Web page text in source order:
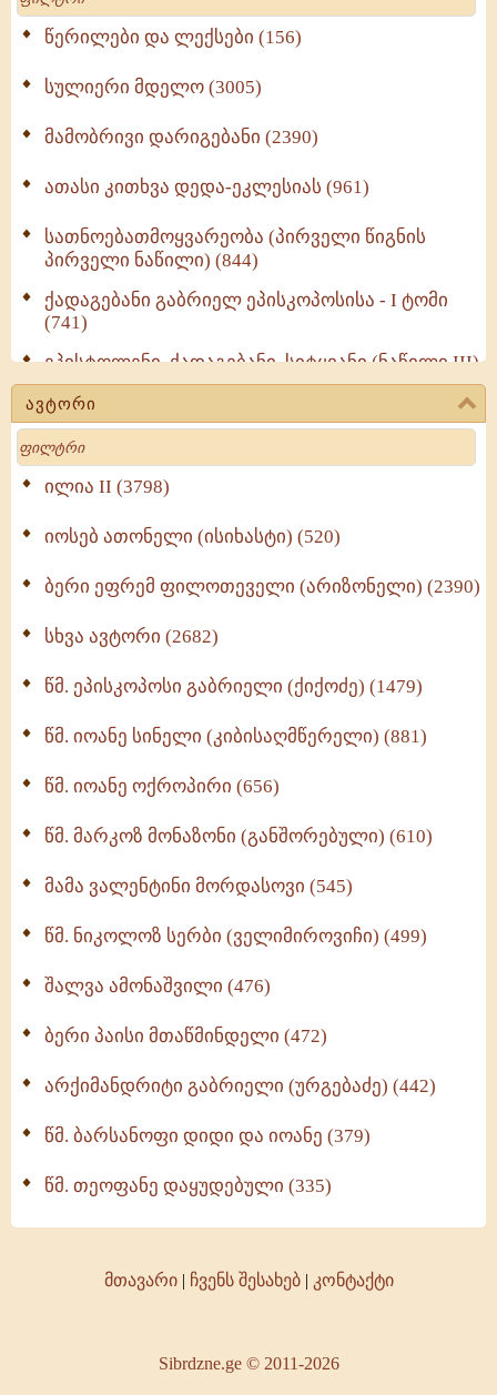
წერილები და ლექსები (156)
სულიერი მდელო (3005)
მამობრივი დარიგებანი (2390)
ათასი კითხვა დედა-ეკლესიას (961)
სათნოებათმოყვარეობა (პირველი წიგნის
პირველი ნაწილი) (844)
ქადაგებანი გაბრიელ ეპისკოპოსისა - I ტომი
(741)
ეპისტოლენი, ქადაგებანი, სიტყვანი (ნაწილი III)
(723)
მოძღვრის ძალზე სასარგებლო რჩევები
მრევლისათვის (545)
Wisdomge (514)
ქადაგებანი გაბრიელ ეპისკოპოსისა - II ტომი
სულიერი ცხოვრების სახელმძღვანელო -
ნაწილი II (369)
ავტორი
Search
ილია II (3798)
იოსებ ათონელი (ისიხასტი) (520)
ბერი ეფრემ ფილოთეველი (არიზონელი) (2390)
სხვა ავტორი (2682)
წმ. ეპისკოპოსი გაბრიელი (ქიქოძე) (1479)
წმ. იოანე სინელი (კიბისაღმწერელი) (881)
წმ. იოანე ოქროპირი (656)
წმ. მარკოზ მონაზონი (განშორებული) (610)
მამა ვალენტინი მორდასოვი (545)
წმ. ნიკოლოზ სერბი (ველიმიროვიჩი) (499)
შალვა ამონაშვილი (476)
ბერი პაისი მთაწმინდელი (472)
არქიმანდრიტი გაბრიელი (ურგებაძე) (442)
წმ. ბარსანოფი დიდი და იოანე (379)
წმ. თეოფანე დაყუდებული (335)
მთავარი| ჩვენს შესახებ| კონტაქტი
Sibrdzne.ge © 2011-2026